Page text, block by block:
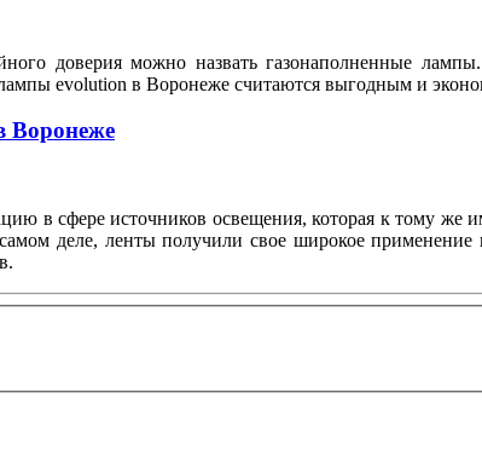
доверия можно назвать газонаполненные
evolution в Воронеже считаются выгодным и
Воронеже
в сфере источников освещения, которая к тому же
деле, ленты получили свое широкое